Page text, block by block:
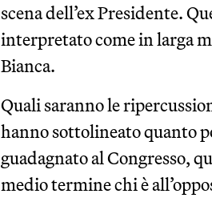
scena dell’ex Presidente.
interpretato come in larga
Bianca.
Quali saranno le
hanno sottolineato quanto
guadagnato al Congresso,
medio termine chi è